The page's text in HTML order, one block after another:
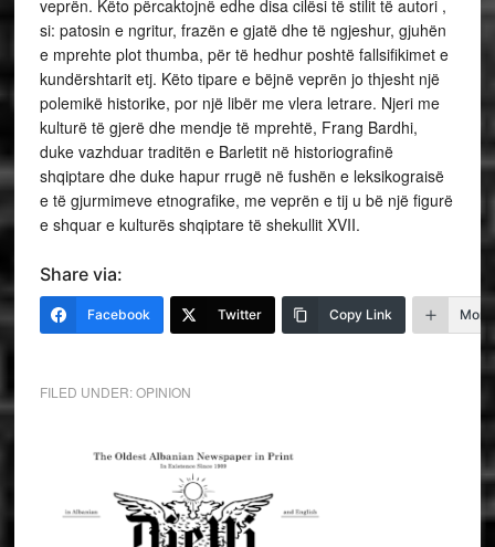
veprën. Këto përcaktojnë edhe disa cilësi të stilit të autori ,
si: patosin e ngritur, frazën e gjatë dhe të ngjeshur, gjuhën
e mprehte plot thumba, për të hedhur poshtë fallsifikimet e
kundërshtarit etj. Këto tipare e bëjnë veprën jo thjesht një
polemikë historike, por një libër me vlera letrare. Njeri me
kulturë të gjerë dhe mendje të mprehtë, Frang Bardhi,
duke vazhduar traditën e Barletit në historiografinë
shqiptare dhe duke hapur rrugë në fushën e leksikograisë
e të gjurmimeve etnografike, me veprën e tij u bë një figurë
e shquar e kulturës shqiptare të shekullit XVII.
Share via:
Facebook Twitter Copy Link More
FILED UNDER:OPINION